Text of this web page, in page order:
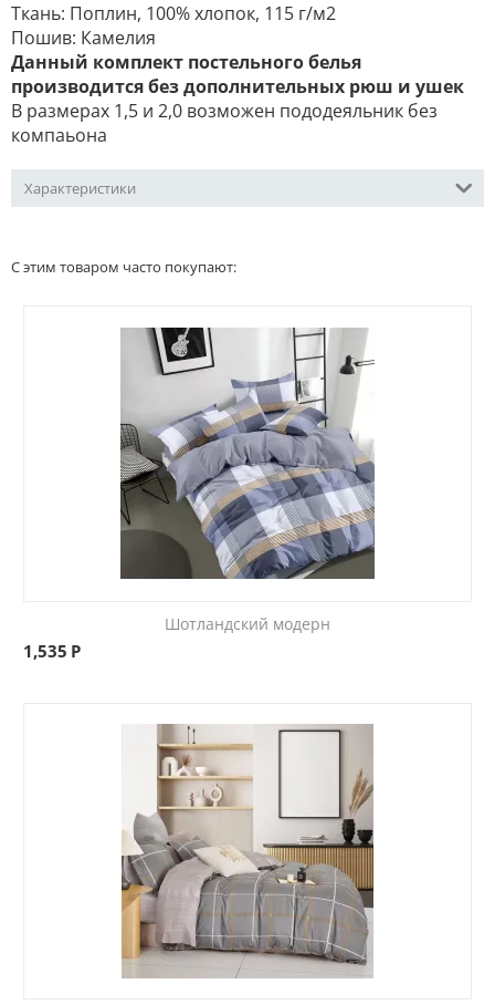
Ткань: Поплин, 100% хлопок, 115 г/м2
Пошив: Камелия
Данный комплект постельного белья
производится без дополнительных рюш и ушек
В размерах 1,5 и 2,0 возможен пододеяльник без
компаьона
Характеристики
С этим товаром часто покупают:
Шотландский модерн
1,535 Р